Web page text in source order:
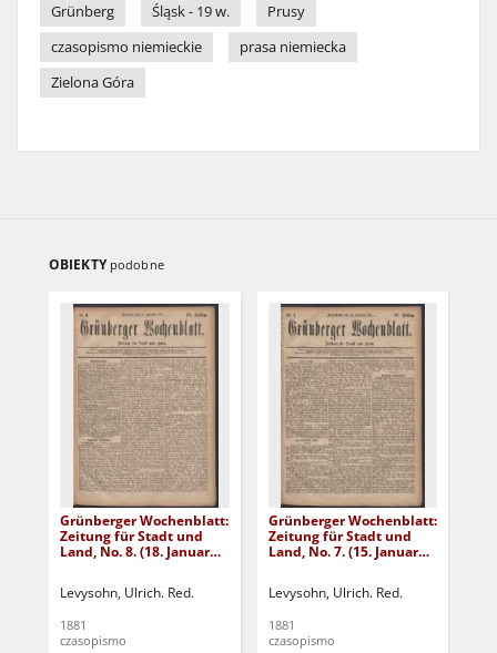
Grünberg
Śląsk - 19 w.
Prusy
czasopismo niemieckie
prasa niemiecka
Zielona Góra
OBIEKTY podobne
Grünberger Wochenblatt:
Zeitung für Stadt und
Land, No. 8. (18. Januar
Levysohn, Ulrich. Red.
1881
czasopismo
Grünberger Wochenblatt:
Zeitung für Stadt und
Land, No. 7. (15. Januar
Levysohn, Ulrich. Red.
1881
czasopismo